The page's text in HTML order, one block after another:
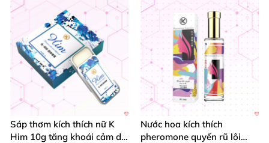
Sáp thơm kích thích nữ K
Him 10g tăng khoái cảm dễ
Nước hoa kích thích
pheromone quyến rũ lôi